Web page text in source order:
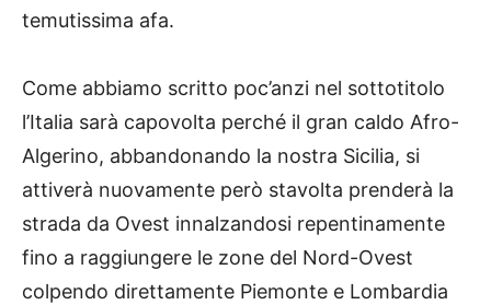
temutissima afa.
Come abbiamo scritto poc’anzi nel sottotitolo
l’Italia sarà capovolta perché il gran caldo Afro-
Algerino, abbandonando la nostra Sicilia, si
attiverà nuovamente però stavolta prenderà la
strada da Ovest innalzandosi repentinamente
fino a raggiungere le zone del Nord-Ovest
colpendo direttamente Piemonte e Lombardia